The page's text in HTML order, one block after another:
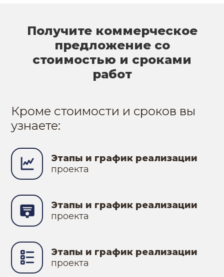
Получите коммерческое
предложение со
стоимостью и сроками
работ
Кроме стоимости и сроков вы
узнаете:
Этапы и график реализации
проекта
Этапы и график реализации
проекта
Этапы и график реализации
проекта